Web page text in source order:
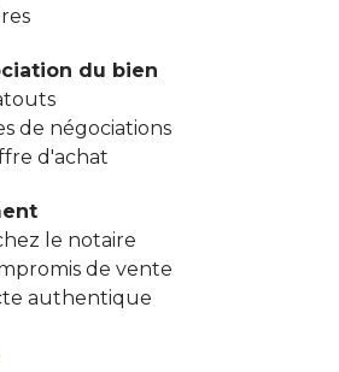
du bien
de négociations
d'achat
le notaire
de vente
authentique